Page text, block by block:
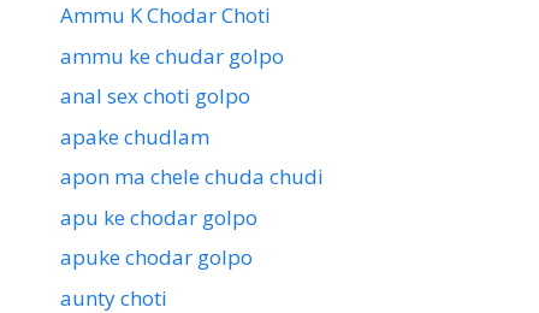
Ammu K Chodar Choti
ammu ke chudar golpo
anal sex choti golpo
apake chudlam
apon ma chele chuda chudi
apu ke chodar golpo
apuke chodar golpo
aunty choti